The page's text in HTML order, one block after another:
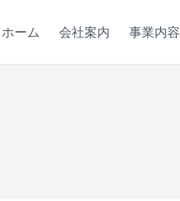
ホーム 会社案内 事業内容